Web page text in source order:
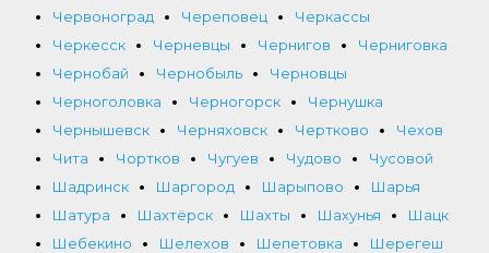
Червоноград
Череповец
Черкассы
Черкесск
Черневцы Чернигов
Черниговка
Чернобай
Чернобыль
Черновцы
Черноголовка
Черногорск
Чернушка
Чернышевск
Черняховск Чертково
Чехов
Чита
Чортков Чугуев Чудово
Чусовой
Шадринск
Шаргород Шарыпово
Шарья
Шатура
Шахтёрск Шахты Шахунья
Шацк
Шебекино
Шелехов Шепетовка
Шерегеш